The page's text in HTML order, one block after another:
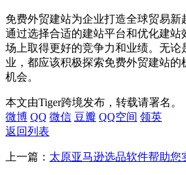
免费外贸建站为企业打造全球贸易新
通过选择合适的建站平台和优化建站
场上取得更好的竞争力和业绩。无论
业，都应该积极探索免费外贸建站
机会。
本文由Tiger跨境发布，转载请署名。
微博 QQ 微信 豆瓣 QQ空间 领英
返回列表
上一篇： 太原亚马逊选品软件帮助您